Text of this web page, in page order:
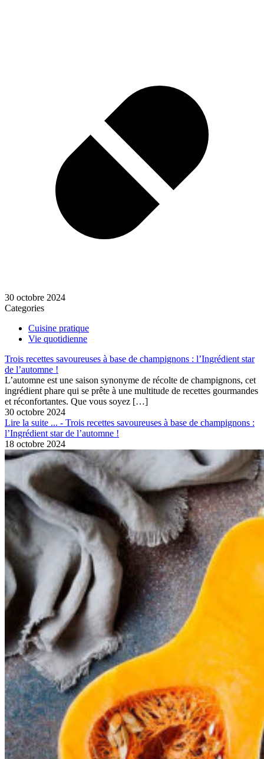
30 octobre 2024
Categories
Cuisine pratique
Vie quotidienne
Trois recettes savoureuses à base de champignons : l’Ingrédient star
de l’automne !
L’automne est une saison synonyme de récolte de champignons, cet
ingrédient phare qui se prête à une multitude de recettes gourmandes
et réconfortantes. Que vous soyez […]
30 octobre 2024
Lire la suite ... - Trois recettes savoureuses à base de champignons :
l’Ingrédient star de l’automne !
18 octobre 2024